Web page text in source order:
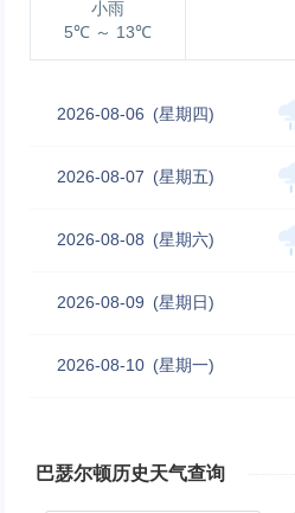
小雨
5℃ ～ 13℃
2026-08-06 (星期四)
2026-08-07 (星期五)
2026-08-08 (星期六)
2026-08-09 (星期日)
2026-08-10 (星期一)
巴瑟尔顿历史天气查询